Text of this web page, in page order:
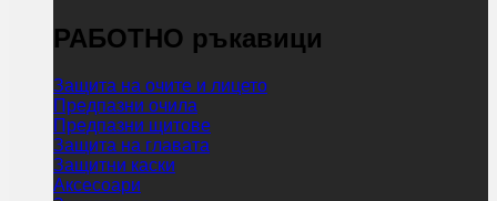
РАБОТНО ръкавици
Защита на очите и лицето
Предпазни очила
Предпазни щитове
Защита на главата
Защитни каски
Аксесоари